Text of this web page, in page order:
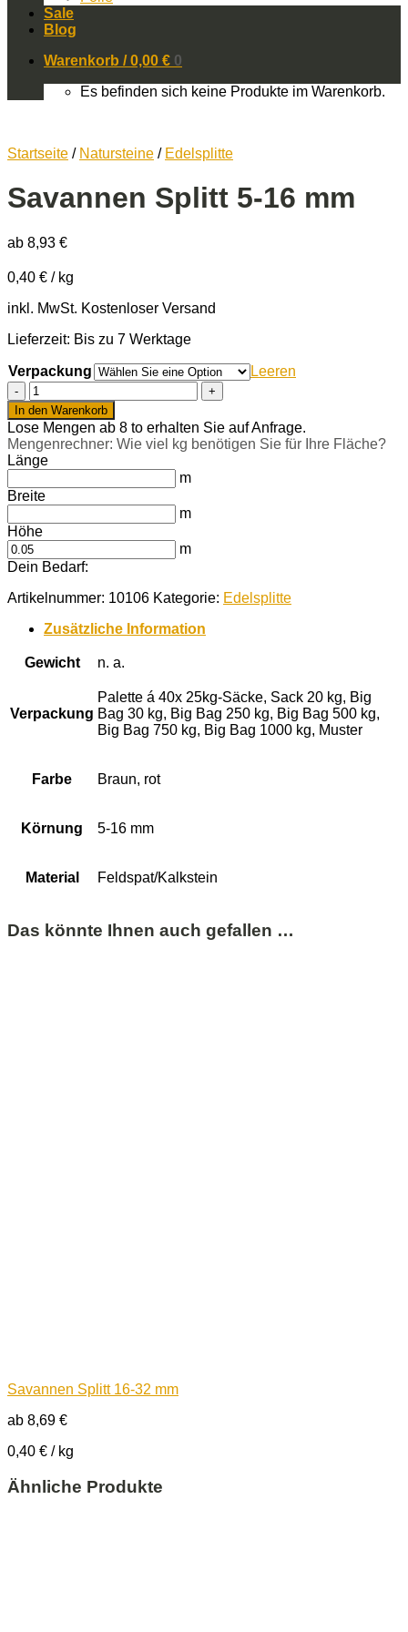
Sale
Blog
Warenkorb /0,00 € 0
Es befinden sich keine Produkte im Warenkorb.
Startseite / Natursteine / Edelsplitte
Savannen Splitt 5-16 mm
ab 8,93 €
0,40 € / kg
inkl. MwSt. Kostenloser Versand
Lieferzeit: Bis zu 7 Werktage
Verpackung
Leeren
Savannen
Splitt
5-
16
mm
Menge
In den Warenkorb
Lose Mengen ab 8 to erhalten Sie auf Anfrage.
Mengenrechner: Wie viel kg benötigen Sie für Ihre Fläche?
Länge
m
Breite
m
Höhe
m
Dein Bedarf:
Artikelnummer: 10106 Kategorie: Edelsplitte
Zusätzliche Information
Gewicht n. a.
Verpackung
Palette á 40x 25kg-Säcke, Sack 20 kg, Big
Bag 30 kg, Big Bag 250 kg, Big Bag 500 kg,
Big Bag 750 kg, Big Bag 1000 kg, Muster
Farbe Braun, rot
Körnung 5-16 mm
Material Feldspat/Kalkstein
Das könnte Ihnen auch gefallen …
Savannen Splitt 16-32 mm
ab 8,69 €
0,40 € / kg
Ähnliche Produkte